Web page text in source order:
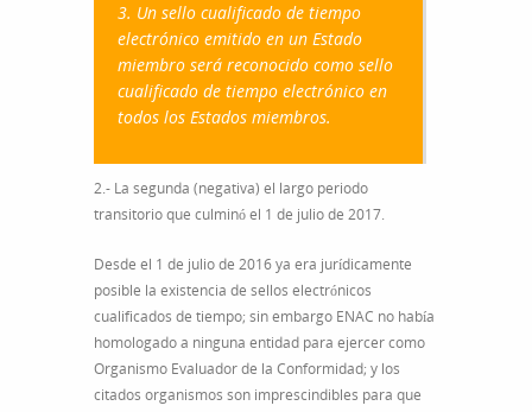
3. Un sello cualificado de tiempo
electrónico emitido en un Estado
miembro será reconocido como sello
cualificado de tiempo electrónico en
todos los Estados miembros.
2.- La segunda (negativa) el largo periodo
transitorio que culminó el 1 de julio de 2017.
Desde el 1 de julio de 2016 ya era jurídicamente
posible la existencia de sellos electrónicos
cualificados de tiempo; sin embargo ENAC no había
homologado a ninguna entidad para ejercer como
Organismo Evaluador de la Conformidad; y los
citados organismos son imprescindibles para que